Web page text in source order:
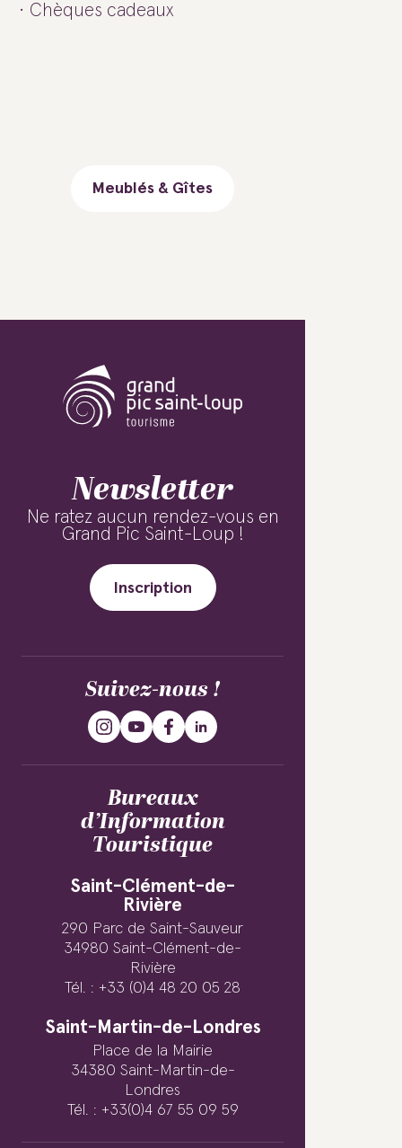
Chèques cadeaux
Meublés & Gîtes
Newsletter
Ne ratez aucun rendez-vous en
Grand Pic Saint-Loup !
Inscription
Suivez-nous !
Bureaux
d’Information
Touristique
Saint-Clément-de-
Rivière
290 Parc de Saint-Sauveur
34980 Saint-Clément-de-
Rivière
Tél. : +33 (0)4 48 20 05 28
Saint-Martin-de-Londres
Place de la Mairie
34380 Saint-Martin-de-
Londres
Tél. : +33(0)4 67 55 09 59